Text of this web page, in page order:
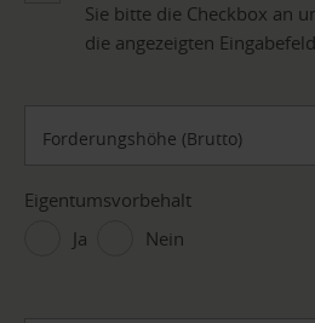
Sie bitte die Checkbox an
die angezeigten
Forderungshöhe (Brutto)
Eigentumsvorbehalt
Ja
Nein